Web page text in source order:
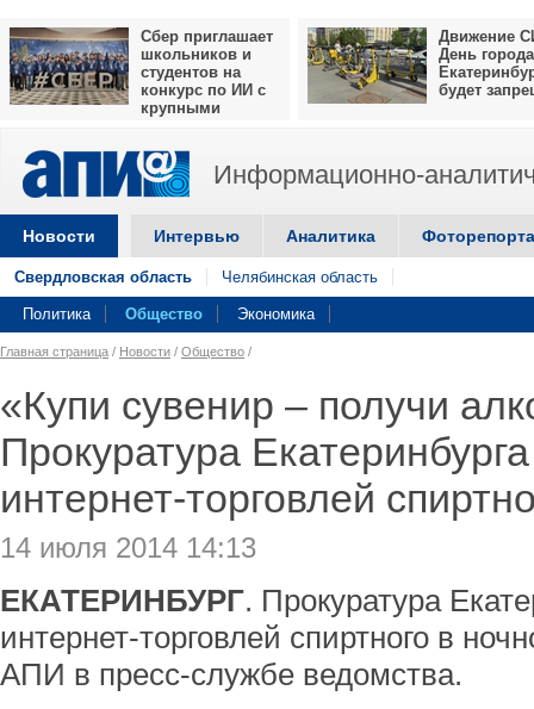
Сбер приглашает
школьников и
студентов на
конкурс по ИИ с
крупными
Движение
День города
будет
Информационно-
Новости Интервью Аналитика
Свердловская область Челябинская область
Политика Общество Экономика
Главная страница / Новости / Общество /
«Купи сувенир – получи
Прокуратура
интернет-торговлей
14 июля 2014 14:13
ЕКАТЕРИНБУРГ. Прокуратура
интернет-торговлей спиртного в
АПИ в пресс-службе ведомства.